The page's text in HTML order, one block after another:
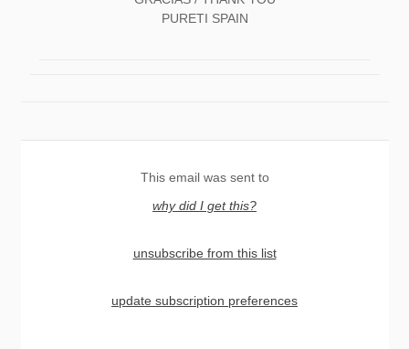
PURETI SPAIN
This email was sent to
why did I get this?
unsubscribe from this list
update subscription preferences